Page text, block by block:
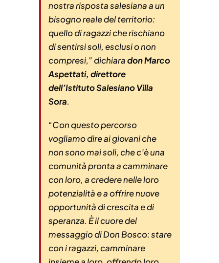
nostra risposta salesiana a un
bisogno reale del territorio:
quello di ragazzi che rischiano
di sentirsi soli, esclusi o non
compresi,” dichiaradon Marco
Aspettati, direttore
dell’Istituto Salesiano Villa
Sora.
“Con questo percorso
vogliamo dire ai giovani che
non sono mai soli, che c’è una
comunità pronta a camminare
con loro, a credere nelle loro
potenzialità e a offrire nuove
opportunità di crescita e di
speranza. È il cuore del
messaggio di Don Bosco: stare
con i ragazzi, camminare